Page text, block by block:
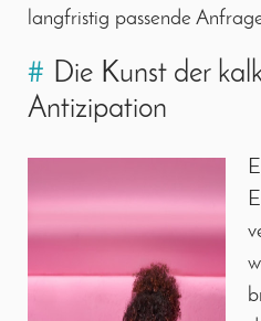
langfristig passende
# Die Kunst der
Antizipation